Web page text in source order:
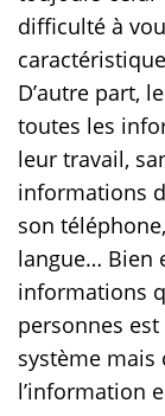
difficulté à
D’autre part,
toutes les
leur travail,
informations
son
langue… Bien
informations
personnes
système mais
l’information